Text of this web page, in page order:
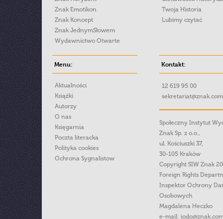
Znak Emotikon
Znak Koncept
Znak JednymSłowem
Wydawnictwo Otwarte
Twoja Historia
Lubimy czytać
Menu:
Aktualności
Książki
Autorzy
O nas
Księgarnia
Poczta literacka
Polityka cookies
Ochrona Sygnalistow
Kontakt:
12 619 95 00
Społeczny Instytut
Znak Sp. z o.o.,
ul. Kościuszki 37,
30-105 Kraków
Copyright SIW Znak
Foreign Rights
Inspektor Ochrony
Osobowych
Magdalena Heczko
e-mail: